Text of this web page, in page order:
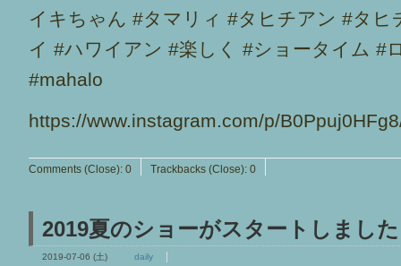
イキちゃん #タマリィ #タヒチアン #タ
イ #ハワイアン #楽しく #ショータイム #
#mahalo
https://www.instagram.com/p/
Comments (Close):0 Trackbacks (Close):0
2019夏のショーがスタートしました
2019-07-06 (土) daily